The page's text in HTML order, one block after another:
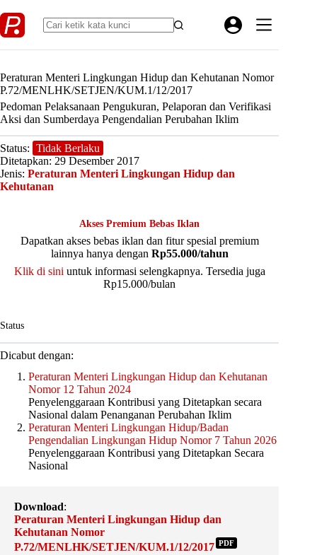
to
content
Peraturan Menteri Lingkungan Hidup dan Kehutanan Nomor
P.72/MENLHK/SETJEN/KUM.1/12/2017
Pedoman Pelaksanaan Pengukuran, Pelaporan dan Verifikasi
Aksi dan Sumberdaya Pengendalian Perubahan Iklim
Status: Tidak Berlaku
Ditetapkan: 29 Desember 2017
Jenis: Peraturan Menteri Lingkungan Hidup dan
Kehutanan
Akses Premium Bebas Iklan
Dapatkan akses bebas iklan dan fitur spesial premium
lainnya hanya dengan Rp55.000/tahun
Klik di sini untuk informasi selengkapnya. Tersedia juga
Rp15.000/bulan
Status
Dicabut dengan:
Peraturan Menteri Lingkungan Hidup dan Kehutanan
Nomor 12 Tahun 2024
Penyelenggaraan Kontribusi yang Ditetapkan secara
Nasional dalam Penanganan Perubahan Iklim
Peraturan Menteri Lingkungan Hidup/Badan
Pengendalian Lingkungan Hidup Nomor 7 Tahun 2026
Penyelenggaraan Kontribusi yang Ditetapkan Secara
Nasional
Download:
Peraturan Menteri Lingkungan Hidup dan
Kehutanan Nomor
P.72/MENLHK/SETJEN/KUM.1/12/2017 PDF